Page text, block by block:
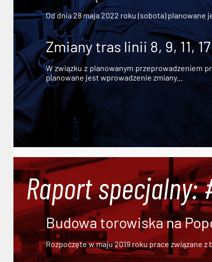
Od dnia 28 maja 2022 roku (sobota)
Zmiany tras linii 8, 9, 11,
W związku z planowanym przeprowadzeniem
planowane jest wprowadzenie zmiany...
Raport specjalny:
Budowa torowiska na
Rozpoczęte w maju 2019 roku prace związane